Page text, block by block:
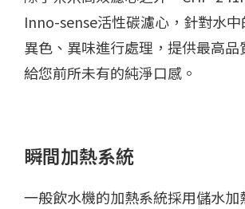
Inno-sense活性碳濾心，針對水中
異色、異味進行處理，提供最高品
給您前所未有的純淨口感。
瞬間加熱系統
一般飲水機的加熱系統採用儲水加